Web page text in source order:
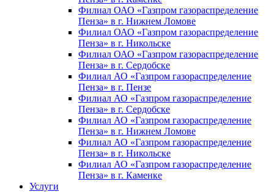
Филиал ОАО «Газпром газораспределение
Пенза» в г. Нижнем Ломове
Филиал ОАО «Газпром газораспределение
Пенза» в г. Никольске
Филиал ОАО «Газпром газораспределение
Пенза» в г. Сердобске
Филиал АО «Газпром газораспределение
Пенза» в г. Пензе
Филиал АО «Газпром газораспределение
Пенза» в г. Сердобске
Филиал АО «Газпром газораспределение
Пенза» в г. Нижнем Ломове
Филиал АО «Газпром газораспределение
Пенза» в г. Никольске
Филиал АО «Газпром газораспределение
Пенза» в г. Каменке
Услуги